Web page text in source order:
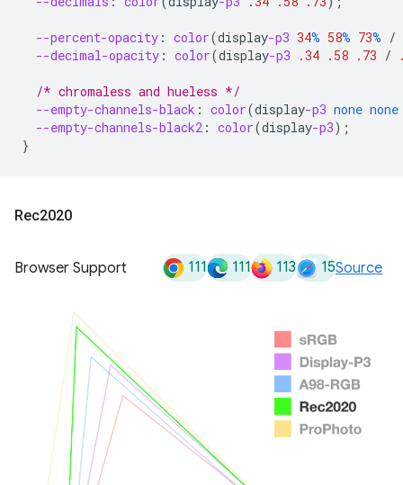
--percent-opacity : color(display-p3 34% 58% 73% /
--decimal-opacity : color(display-p3 .34 .58 .73 /
/* chromaless and hueless */
--empty-channels-black : color(display-p3 none none
--empty-channels-black2 : color(display-p3);
}
Rec2020
Browser Support 111 111 113 15Source